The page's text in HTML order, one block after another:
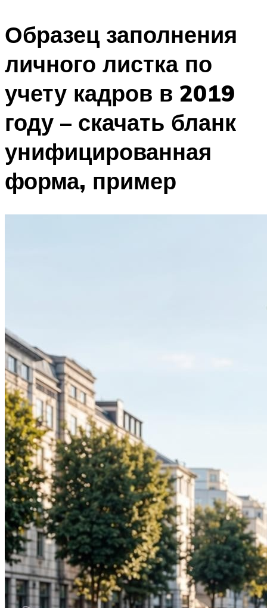
Образец заполнения
личного листка по
учету кадров в 2019
году – скачать бланк
унифицированная
форма, пример